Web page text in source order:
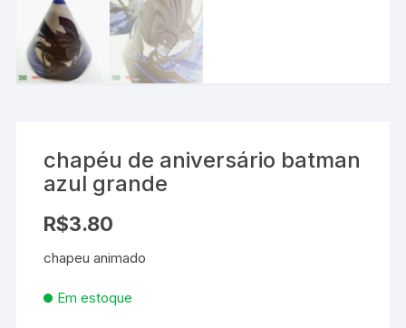
chapéu de aniversário batman
azul grande
R$3.80
chapeu animado
Em estoque